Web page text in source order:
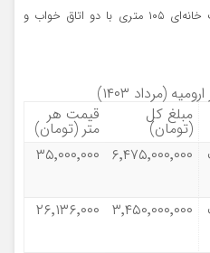
با سه میلیارد تومان می‌توان صاحب خانه‌ای ۱۰۵ متری با دو اتاق خواب و
(مرداد ۱۴۰۳)
مبلغ کل
(تومان)
قیمت هر
متر (تومان)
۶٬۴۷۵٬۰۰۰٬۰۰۰ ۳۵٬۰۰۰٬۰۰۰
۳٬۴۵۰٬۰۰۰٬۰۰۰ ۲۶٬۱۳۶٬۰۰۰